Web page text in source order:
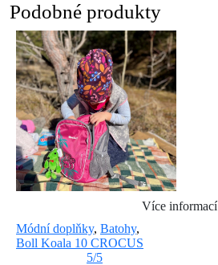
Podobné produkty
Více informací
Módní doplňky, Batohy,
Boll Koala 10 CROCUS
5/5